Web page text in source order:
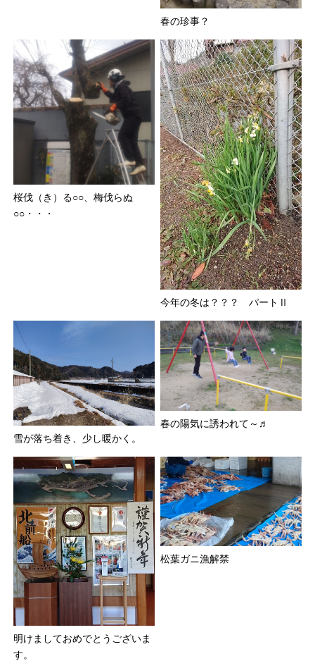
春の珍事？
桜伐（き）る○○、梅伐らぬ
○○・・・
今年の冬は？？？ パートⅡ
雪が落ち着き、少し暖かく。
春の陽気に誘われて～♬
明けましておめでとうございま
す。
松葉ガニ漁解禁